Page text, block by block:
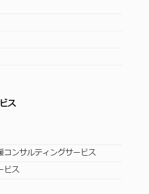
ス
コンサルティングサービス
ビス